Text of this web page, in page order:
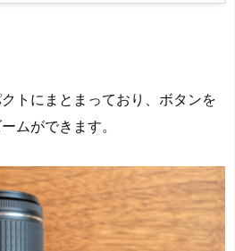
トにまとまっており、ボタンを
ムができます。